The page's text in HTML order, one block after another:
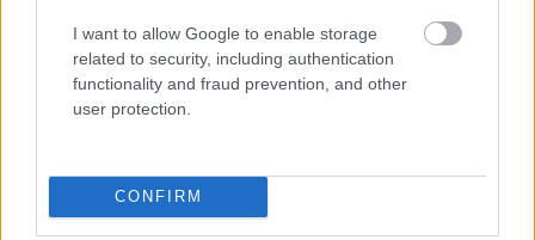
I want to allow Google to enable storage
related to security, including authentication
functionality and fraud prevention, and other
user protection.
CONFIRM
#linux kernel